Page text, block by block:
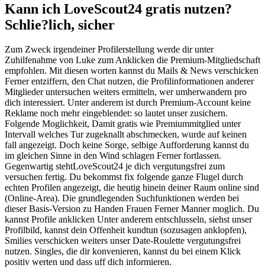
Kann ich LoveScout24 gratis nutzen?
Schlie?lich, sicher
Zum Zweck irgendeiner Profilerstellung werde dir unter
Zuhilfenahme von Luke zum Anklicken die Premium-Mitgliedschaft
empfohlen. Mit diesen worten kannst du Mails & News verschicken
Ferner entziffern, den Chat nutzen, die Profilinformationen anderer
Mitglieder untersuchen weiters ermitteln, wer umherwandern pro
dich interessiert. Unter anderem ist durch Premium-Account keine
Reklame noch mehr eingeblendet: so lautet unser zusichern.
Folgende Moglichkeit, Damit gratis wie Premiummitglied unter
Intervall welches Tur zugeknallt abschmecken, wurde auf keinen
fall angezeigt. Doch keine Sorge, selbige Aufforderung kannst du
im gleichen Sinne in den Wind schlagen Ferner fortlassen.
Gegenwartig stehtLoveScout24 je dich vergutungsfrei zum
versuchen fertig. Du bekommst fix folgende ganze Flugel durch
echten Profilen angezeigt, die heutig hinein deiner Raum online sind
(Online-Area). Die grundlegenden Suchfunktionen werden bei
dieser Basis-Version zu Handen Frauen Ferner Manner moglich. Du
kannst Profile anklicken Unter anderem entschlusseln, siehst unser
Profilbild, kannst dein Offenheit kundtun (sozusagen anklopfen),
Smilies verschicken weiters unser Date-Roulette vergutungsfrei
nutzen. Singles, die dir konvenieren, kannst du bei einem Klick
positiv werten und dass uff dich informieren.